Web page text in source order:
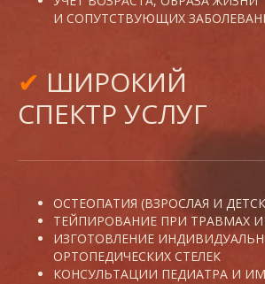
И СОПУТСТВУЮЩИХ
✔ ШИРОКИЙ
СПЕКТР УСЛУГ
ОСТЕОПАТИЯ (ВЗРОСЛАЯ И
ТЕЙПИРОВАНИЕ ПРИ ТРАВМАХ И
ИЗГОТОВЛЕНИЕ
ОРТОПЕДИЧЕСКИХ СТЕЛЕК
КОНСУЛЬТАЦИИ ПЕДИАТРА И